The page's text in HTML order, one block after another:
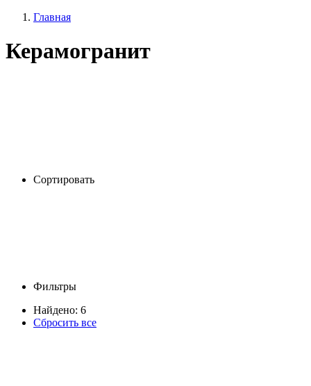
Главная
Керамогранит
Сортировать
Фильтры
Найдено: 6
Сбросить все